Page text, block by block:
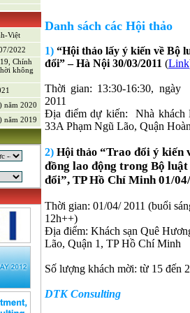
sản
Việt
2022
Chính
không
năm 2020
năm 2019
Danh sách các Hội thảo
1) “Hội thảo lấy ý kiến về Bộ
đổi” – Hà Nội 30/03/2011 (Link
Thời gian: 13:30-16:30, ngày
2011
Địa điểm dự kiến:
Nhà khách
33A Phạm Ngũ Lão, Quận
2) Hội thảo “Trao đổi ý kiến
đồng lao động trong Bộ
đổi”, TP Hồ Chí Minh 01/
Thời gian: 01/04/ 2011 (buổi
12h++)
Địa điểm: Khách sạn Quê
Lão, Quận 1, TP Hồ Chí Minh
Số lượng khách mời: từ 15 đến
DTK Consulting